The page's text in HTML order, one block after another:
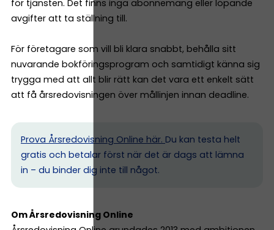
för tjänsten. Det finns inga abonnemang eller löpande
avgifter att ta ställning till.
För företagare som vill bli klara snabbt, behålla sitt
nuvarande bokföringsprogram och samtidigt känna sig
trygga med att allt blir rätt kan det vara ett enkelt sätt
att få årsredovisningen över mållinjen innan deadline.
Prova Årsredovisning Online här. Du kan testa helt
gratis och betalar först när det är dags att lämna
in – du binder dig inte till något.
Om Årsredovisning Online